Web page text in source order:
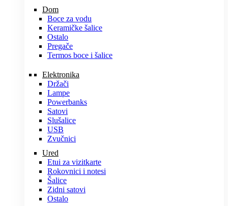
Dom
Boce za vodu
Keramičke šalice
Ostalo
Pregače
Termos boce i šalice
Elektronika
Držači
Lampe
Powerbanks
Satovi
Slušalice
USB
Zvučnici
Ured
Etui za vizitkarte
Rokovnici i notesi
Šalice
Zidni satovi
Ostalo